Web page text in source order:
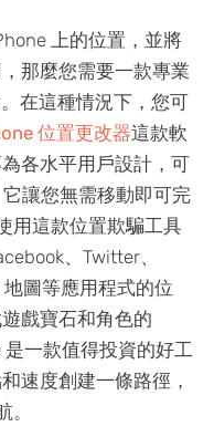
上的位置，並將
那麼您需要一款專業
在這種情況下，您可
位置更改器這款軟
各水平用戶設計，可
讓您無需移動即可完
用這款位置欺騙工具
、Twitter、
地圖等應用程式的位
戲寶石和角色的
是一款值得投資的好工
速度創建一條路徑，